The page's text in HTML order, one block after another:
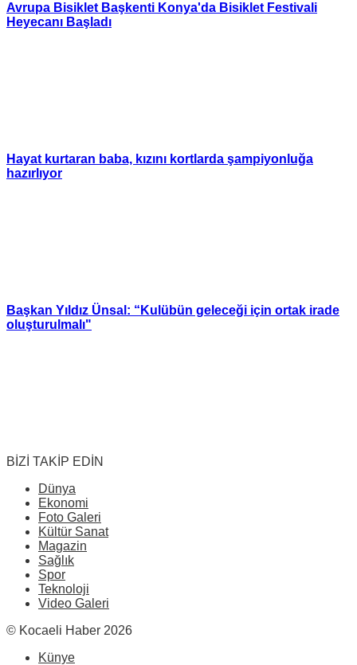
Avrupa Bisiklet Başkenti Konya'da Bisiklet Festivali
Heyecanı Başladı
Hayat kurtaran baba, kızını kortlarda şampiyonluğa
hazırlıyor
Başkan Yıldız Ünsal: “Kulübün geleceği için ortak irade
oluşturulmalı"
BİZİ TAKİP EDİN
Dünya
Ekonomi
Foto Galeri
Kültür Sanat
Magazin
Sağlık
Spor
Teknoloji
Video Galeri
© Kocaeli Haber 2026
Künye